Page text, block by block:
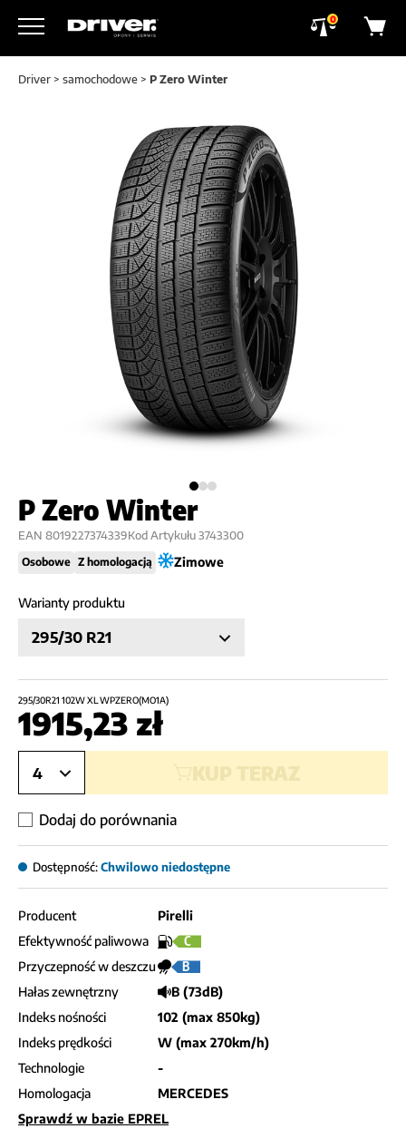
0
Driver > samochodowe > P Zero Winter
P Zero Winter
EAN 8019227374339Kod Artykułu 3743300
Osobowe Z homologacją Zimowe
Warianty produktu
295/30 R21
295/30R21 102W XL WPZERO(MO1A)
1915,23 zł
4
Dodaj do porównania
Dostępność:Chwilowo niedostępne
Producent
Pirelli
Efektywność paliwowa
C
Przyczepność w deszczu B
Hałas zewnętrzny
B (73dB)
Indeks nośności
102 (max 850kg)
Indeks prędkości
W (max 270km/h)
Technologie
-
Homologacja
MERCEDES
Sprawdź w bazie EPREL